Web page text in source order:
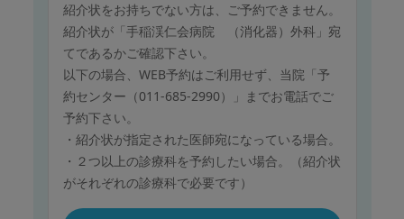
紹介状をお持ちでない方は、ご予約できません。
紹介状が「手稲渓仁会病院 （消化器）外科」宛
てであるかご確認下さい。
以下の場合、WEB予約はご利用せず、当院「予
約センター（011-685-2990）」までお電話でご
予約下さい。
・紹介状が指定された医師宛になっている場合。
・２つ以上の診療科を予約したい場合。（紹介状
がそれぞれの診療科で必要です）